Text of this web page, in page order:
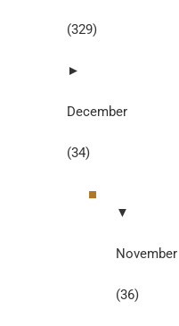
(329)
►
December
(34)
▼
November
(36)